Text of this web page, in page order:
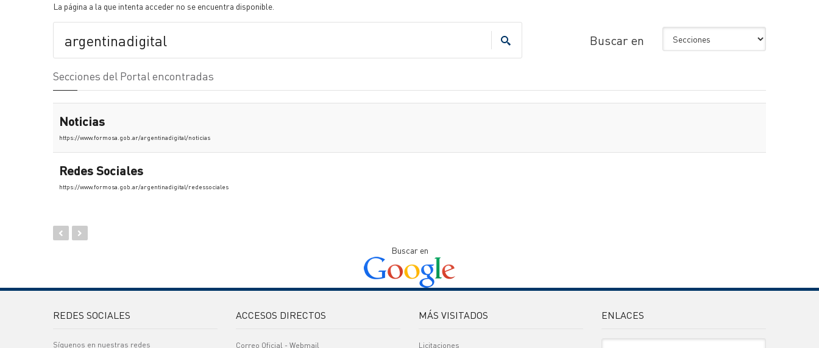
La página a la que intenta acceder no se encuentra disponible.
Buscar en
Secciones del Portal encontradas
Noticias
https://www.formosa.gob.ar/argentinadigital/noticias
Redes Sociales
https://www.formosa.gob.ar/argentinadigital/redessociales
Buscar en
REDES SOCIALES
Síguenos en nuestras redes
ACCESOS DIRECTOS
Correo Oficial - Webmail
MÁS VISITADOS
Licitaciones
ENLACES